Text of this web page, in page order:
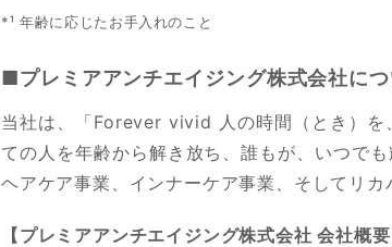
*¹ 年齢に応じたお手入れのこと
■プレミアアンチエイジング株式会社に
当社は、「Forever vivid 人の時間（とき）
ての人を年齢から解き放ち、誰もが、いつで
ヘアケア事業、インナーケア事業、そしてリカ
【プレミアアンチエイジング株式会社 会社概要